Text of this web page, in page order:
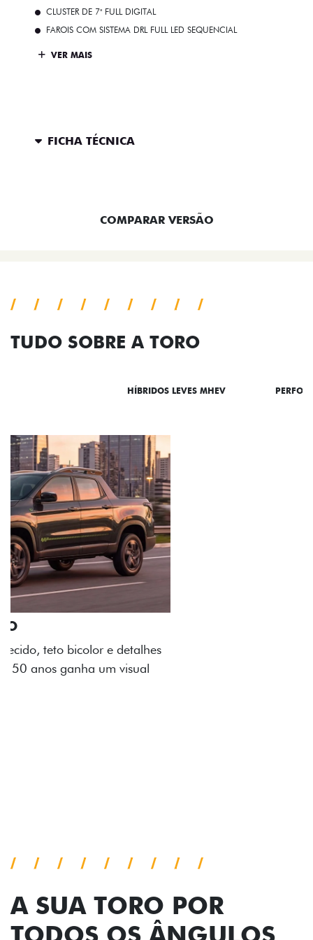
CLUSTER DE 7" FULL DIGITAL
FAROIS COM SISTEMA DRL FULL LED SEQUENCIAL
VER MAIS
FICHA TÉCNICA
COMPARAR VERSÃO
TUDO SOBRE A TORO
HÍBRIDOS LEVES MHEV
ADESIVOS ESTILIZADOS
Os adesivos aplicados no capô e nas laterais
reforçam a identidade única dessa edição para lá de
TODOS OS ÂNGULOS